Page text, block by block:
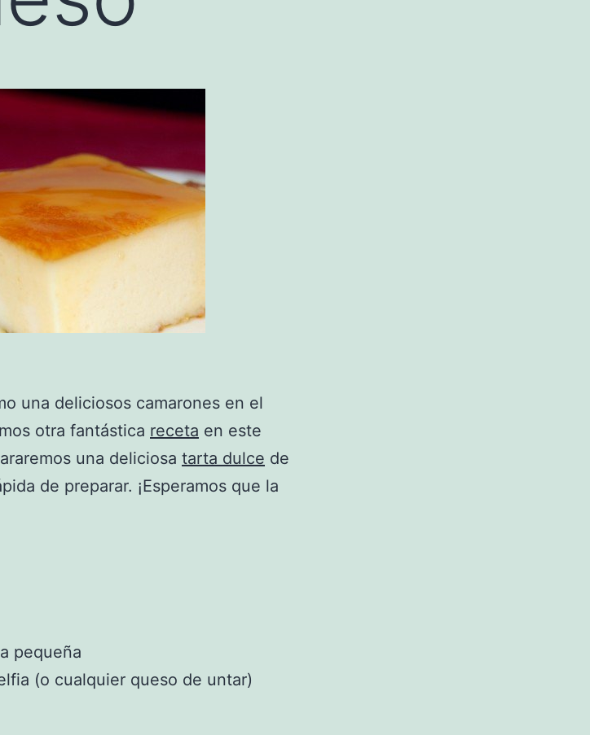
una deliciosos camarones en el
otra fantástica receta en este
una deliciosa tarta dulce de
de preparar. ¡Esperamos que la
pequeña
(o cualquier queso de untar)